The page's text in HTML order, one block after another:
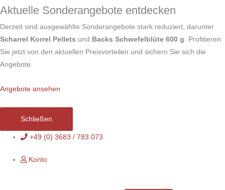
Aktuelle Sonderangebote entdecken
Derzeit sind ausgewählte Sonderangebote stark reduziert, darunter
Scharrel Korrel Pellets und Backs Schwefelblüte 600 g. Profitieren
Sie jetzt von den aktuellen Preisvorteilen und sichern Sie sich die
Angebote.
Angebote ansehen
Schließen
Zum
springen
+49 (0) 3683 / 783 073
Konto